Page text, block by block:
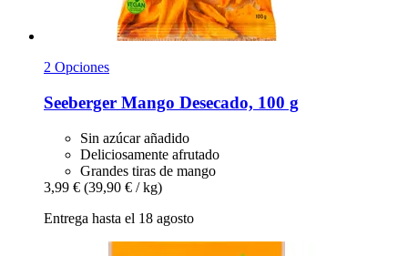
2 Opciones
Seeberger Mango Desecado, 100 g
Sin azúcar añadido
Deliciosamente afrutado
Grandes tiras de mango
3,99 € (39,90 € / kg)
Entrega hasta el 18 agosto